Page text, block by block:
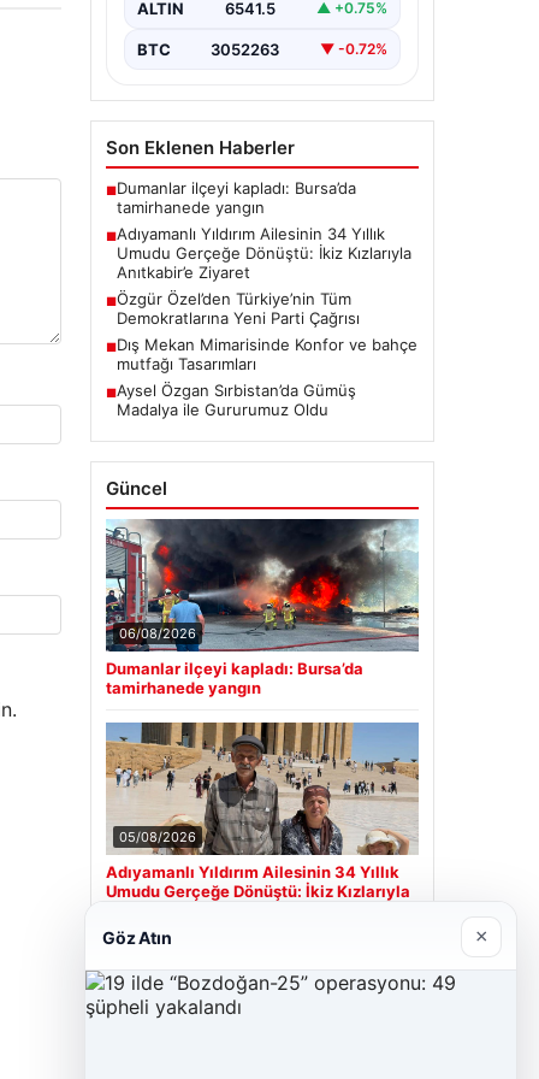
ve Zeynep Yıldırım (59) çifti, tam
ALTIN 6541.5 ▲ +0.75%
BTC 3052263 ▼ -0.72%
Son Eklenen Haberler
■Dumanlar ilçeyi kapladı: Bursa’da
tamirhanede yangın
■Adıyamanlı Yıldırım Ailesinin 34 Yıllık
Umudu Gerçeğe Dönüştü: İkiz Kızlarıyla
Anıtkabir’e Ziyaret
■Özgür Özel’den Türkiye’nin Tüm
Demokratlarına Yeni Parti Çağrısı
■Dış Mekan Mimarisinde Konfor ve bahçe
mutfağı Tasarımları
■Aysel Özgan Sırbistan’da Gümüş
Madalya ile Gururumuz Oldu
Güncel
06/08/2026
Dumanlar ilçeyi kapladı: Bursa’da
tamirhanede yangın
05/08/2026
Adıyamanlı Yıldırım Ailesinin 34 Yıllık
Umudu Gerçeğe Dönüştü: İkiz Kızlarıyla
Son Eklenen Firmalar
Göz Atın ×